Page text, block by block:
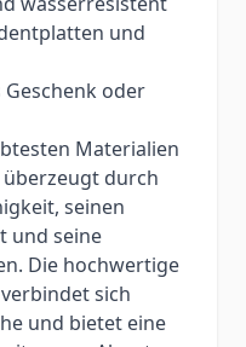
und
oder
Materialien
durch
seinen
und seine
Die hochwertige
sich
und bietet eine